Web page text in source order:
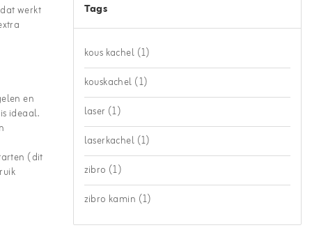
werkt
en
ideaal.
(dit
Tags
kous kachel (1)
kouskachel (1)
laser (1)
laserkachel (1)
zibro (1)
zibro kamin (1)